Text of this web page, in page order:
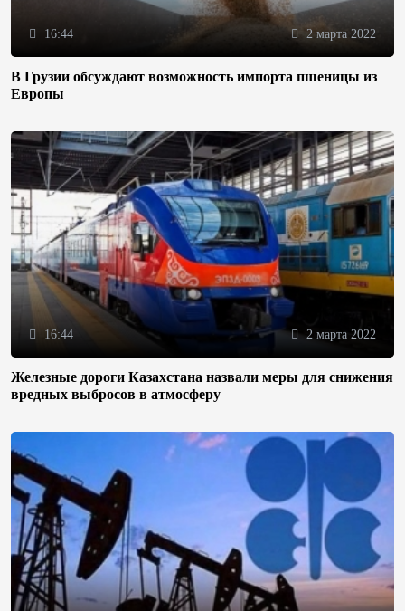
16:44 2 марта 2022
В Грузии обсуждают возможность импорта пшеницы из
Европы
16:44 2 марта 2022
Железные дороги Казахстана назвали меры для снижения
вредных выбросов в атмосферу